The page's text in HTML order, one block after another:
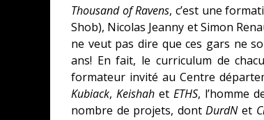
Thousand of Ravens, c’est une
Shob), Nicolas Jeanny et Simon
ne veut pas dire que ces gars ne
ans! En fait, le curriculum de
formateur invité au Centre
Kubiack,Keishah etETHS, l’homme
nombre de projets, dontDurdNet